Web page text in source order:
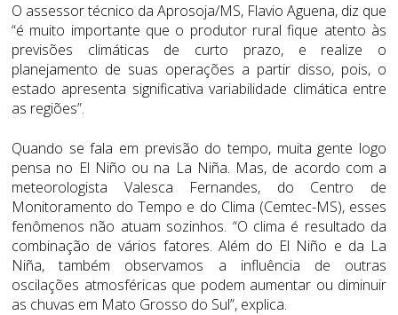
O assessor técnico da Aprosoja/MS, Flavio Aguena, diz que
“é muito importante que o produtor rural fique atento às
previsões climáticas de curto prazo, e realize o
planejamento de suas operações a partir disso, pois, o
estado apresenta significativa variabilidade climática entre
as regiões”.
Quando se fala em previsão do tempo, muita gente logo
pensa no El Niño ou na La Niña. Mas, de acordo com a
meteorologista Valesca Fernandes, do Centro de
Monitoramento do Tempo e do Clima (Cemtec-MS), esses
fenômenos não atuam sozinhos. “O clima é resultado da
combinação de vários fatores. Além do El Niño e da La
Niña, também observamos a influência de outras
oscilações atmosféricas que podem aumentar ou diminuir
as chuvas em Mato Grosso do Sul”, explica.